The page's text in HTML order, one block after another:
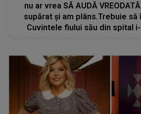
nu ar vrea SĂ AUDĂ
supărat și am plâns.Trebuie să
Cuvintele fiului său din spital